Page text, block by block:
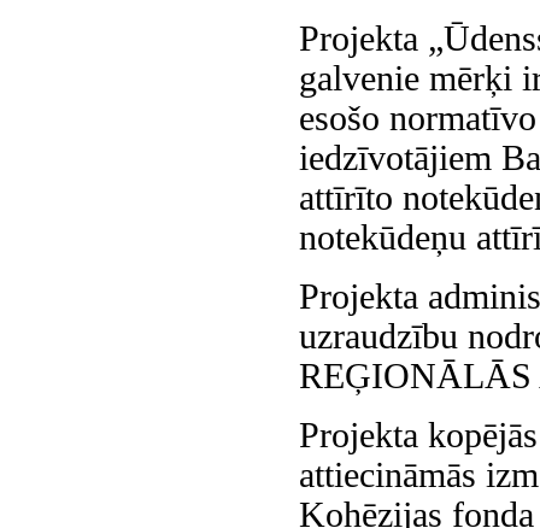
Projekta
galvenie mērķi
esošo
iedzīvotājiem
attīrīto
notekūdeņu
Projekta
uzraudzību
Projekta
attiecināmās
Kohēzijas